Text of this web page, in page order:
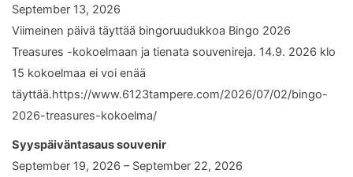
September 13, 2026
Viimeinen päivä täyttää bingoruudukkoa Bingo 2026
Treasures -kokoelmaan ja tienata souvenireja. 14.9. 2026 klo
15 kokoelmaa ei voi enää
täyttää.https://www.6123tampere.com/2026/07/02/bingo-
2026-treasures-kokoelma/
Syyspäiväntasaus souvenir
September 19, 2026 – September 22, 2026